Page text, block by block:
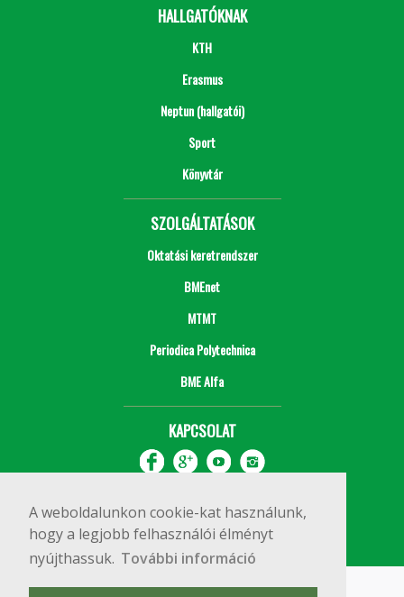
A weboldalunkon cookie-kat használunk,
hogy a legjobb felhasználói élményt
nyújthassuk. További információ
HALLGATÓKNAK
KTH
Erasmus
Neptun (hallgatói)
Sport
Könyvtár
SZOLGÁLTATÁSOK
Oktatási keretrendszer
BMEnet
MTMT
Periodica Polytechnica
BME Alfa
KAPCSOLAT